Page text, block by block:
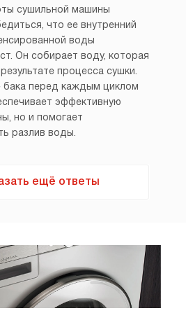
сушильной машины
что ее внутренний
воды
Он собирает воду, которая
процесса сушки.
перед каждым циклом
эффективную
но и помогает
разлив воды.
ещё ответы